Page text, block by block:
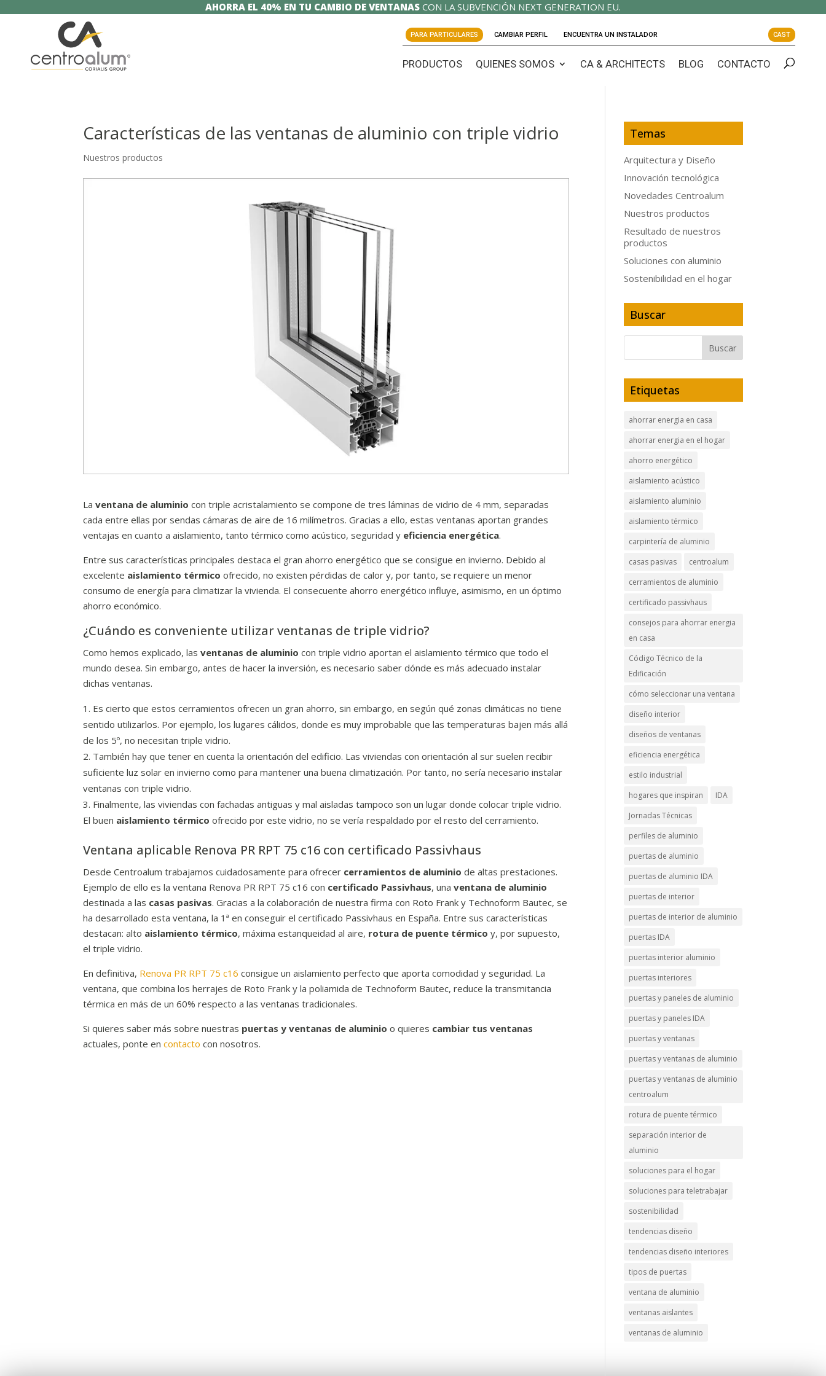
AHORRA EL 40% EN TU CAMBIO DE VENTANAS CON LA SUBVENCIÓN NEXT GENERATION EU.
PARA PARTICULARES CAMBIAR PERFIL ENCUENTRA UN INSTALADOR CAST
PRODUCTOS QUIENES SOMOS CA & ARCHITECTS BLOG CONTACTO
Características de las ventanas de aluminio con triple vidrio
Nuestros productos
Laventana de aluminio con triple acristalamiento se compone de tres láminas de vidrio de 4 mm, separadas
cada entre ellas por sendas cámaras de aire de 16 milímetros. Gracias a ello, estas ventanas aportan grandes
ventajas en cuanto a aislamiento, tanto térmico como acústico, seguridad y eficiencia energética.
Entre sus características principales destaca el gran ahorro energético que se consigue en invierno. Debido al
excelente aislamiento térmico ofrecido, no existen pérdidas de calor y, por tanto, se requiere un menor
consumo de energía para climatizar la vivienda. El consecuente ahorro energético influye, asimismo, en un óptimo
ahorro económico.
¿Cuándo es conveniente utilizar ventanas de triple vidrio?
Como hemos explicado, lasventanas de aluminio con triple vidrio aportan el aislamiento térmico que todo el
mundo desea. Sin embargo, antes de hacer la inversión, es necesario saber dónde es más adecuado instalar
dichas ventanas.
Es cierto que estos cerramientos ofrecen un gran ahorro, sin embargo, en según qué zonas climáticas no tiene
sentido utilizarlos. Por ejemplo, los lugares cálidos, donde es muy improbable que las temperaturas bajen más allá
de los 5º, no necesitan triple vidrio.
También hay que tener en cuenta la orientación del edificio. Las viviendas con orientación al sur suelen recibir
suficiente luz solar en invierno como para mantener una buena climatización. Por tanto, no sería necesario instalar
ventanas con triple vidrio.
Finalmente, las viviendas con fachadas antiguas y mal aisladas tampoco son un lugar donde colocar triple vidrio.
El buen aislamiento térmico ofrecido por este vidrio, no se vería respaldado por el resto del cerramiento.
Ventana aplicable Renova PR RPT 75 c16 con certificado Passivhaus
Desde Centroalum trabajamos cuidadosamente para ofrecer cerramientos de aluminio de altas prestaciones.
Ejemplo de ello es la ventana Renova PR RPT 75 c16 con certificado Passivhaus, unaventana de aluminio
destinada a las casas pasivas. Gracias a la colaboración de nuestra firma con Roto Frank y Technoform Bautec, se
ha desarrollado esta ventana, la 1ª en conseguir el certificado Passivhaus en España. Entre sus características
destacan: alto aislamiento térmico, máxima estanqueidad al aire, rotura de puente térmico y, por supuesto,
el triple vidrio.
En definitiva, Renova PR RPT 75 c16 consigue un aislamiento perfecto que aporta comodidad y seguridad. La
ventana, que combina los herrajes de Roto Frank y la poliamida de Technoform Bautec, reduce la transmitancia
térmica en más de un 60% respecto a las ventanas tradicionales.
Si quieres saber más sobre nuestras puertas y ventanas de aluminio o quieres cambiar tus ventanas
actuales, ponte encontacto con nosotros.
Temas
Arquitectura y Diseño
Innovación tecnológica
Novedades Centroalum
Nuestros productos
Resultado de nuestros
productos
Soluciones con aluminio
Sostenibilidad en el hogar
Buscar
Etiquetas
ahorrar energia en casa
ahorrar energia en el hogar
ahorro energético
aislamiento acústico
aislamiento aluminio
aislamiento térmico
carpintería de aluminio
casas pasivas
centroalum
cerramientos de aluminio
certificado passivhaus
consejos para ahorrar energia
en casa
Código Técnico de la
Edificación
cómo seleccionar una ventana
diseño interior
diseños de ventanas
eficiencia energética
estilo industrial
hogares que inspiran
IDA
Jornadas Técnicas
perfiles de aluminio
puertas de aluminio
puertas de aluminio IDA
puertas de interior
puertas de interior de aluminio
puertas IDA
puertas interior aluminio
puertas interiores
puertas y paneles de aluminio
puertas y paneles IDA
puertas y ventanas
puertas y ventanas de aluminio
puertas y ventanas de aluminio
centroalum
rotura de puente térmico
separación interior de
aluminio
soluciones para el hogar
soluciones para teletrabajar
sostenibilidad
tendencias diseño
tendencias diseño interiores
tipos de puertas
ventana de aluminio
ventanas aislantes
ventanas de aluminio